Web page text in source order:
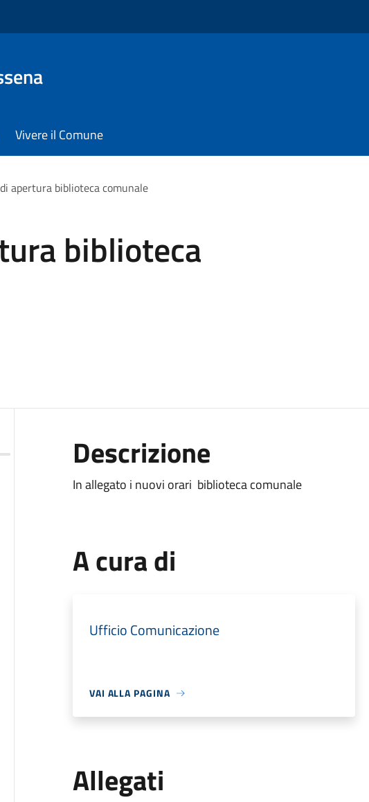
Vivere il Comune
apertura biblioteca comunale
biblioteca
Descrizione
In allegato i nuovi orari biblioteca comunale
A cura di
Ufficio Comunicazione
VAI ALLA PAGINA
Allegati